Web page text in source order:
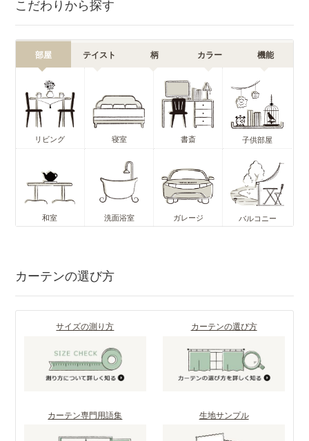
こだわりから探す
部屋 テイスト 柄 カラー 機能
リビング 寝室 書斎 子供部屋
和室 洗面浴室 ガレージ バルコニー
カーテンの選び方
サイズの測り方 カーテンの選び方
カーテン専門用語集 生地サンプル